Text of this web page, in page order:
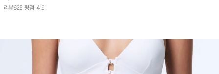
리뷰625 평점 4.9